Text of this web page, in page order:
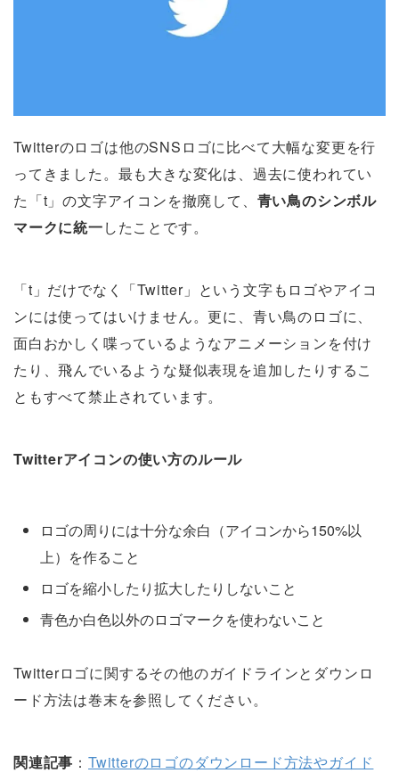
Twitterのロゴは他のSNSロゴに比べて大幅な変更を行
ってきました。最も大きな変化は、過去に使われてい
た「t」の文字アイコンを撤廃して、 青い鳥のシンボル
マークに統一したことです。
「t」だけでなく「Twitter」という文字もロゴやアイコ
ンには使ってはいけません。更に、青い鳥のロゴに、
面白おかしく喋っているようなアニメーションを付け
たり、飛んでいるような疑似表現を追加したりするこ
ともすべて禁止されています。
Twitterアイコンの使い方のルール
ロゴの周りには十分な余白（アイコンから150%以
上）を作ること
ロゴを縮小したり拡大したりしないこと
青色か白色以外のロゴマークを使わないこと
Twitterロゴに関するその他のガイドラインとダウンロ
ード方法は巻末を参照してください。
関連記事 ：Twitterのロゴのダウンロード方法やガイド